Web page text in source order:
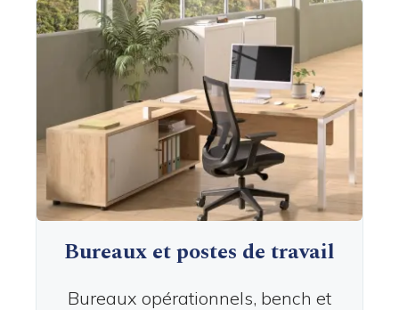
Bureaux et postes de travail
Bureaux opérationnels, bench et